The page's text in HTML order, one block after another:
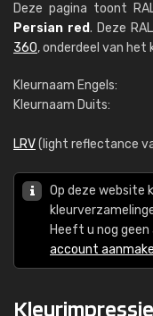
Deze pagina toont
Persian red. Deze
360, onderdeel van het
Kleurnaam Engels:
Kleurnaam Duits:
LRV(light reflectance
Op deze website
Heeft u nog
account